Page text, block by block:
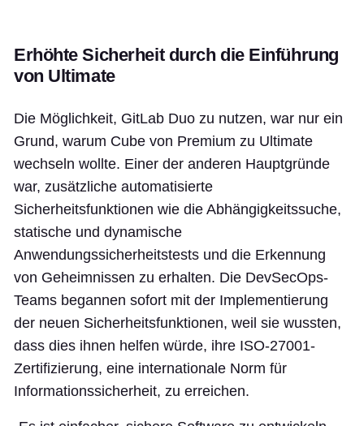
Erhöhte Sicherheit durch die Einführung
von Ultimate
Die Möglichkeit, GitLab Duo zu nutzen, war nur ein
Grund, warum Cube von Premium zu Ultimate
wechseln wollte. Einer der anderen Hauptgründe
war, zusätzliche automatisierte
Sicherheitsfunktionen wie die Abhängigkeitssuche,
statische und dynamische
Anwendungssicherheitstests und die Erkennung
von Geheimnissen zu erhalten. Die DevSecOps-
Teams begannen sofort mit der Implementierung
der neuen Sicherheitsfunktionen, weil sie wussten,
dass dies ihnen helfen würde, ihre ISO-27001-
Zertifizierung, eine internationale Norm für
Informationssicherheit, zu erreichen.